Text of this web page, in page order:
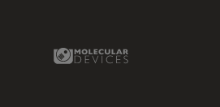
Molecular Devices